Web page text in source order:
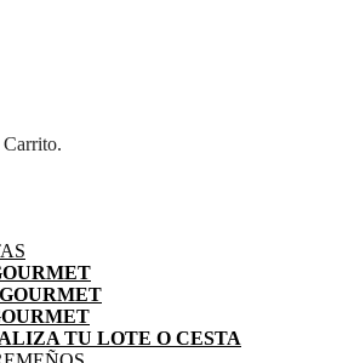
TU LOTE O CESTA